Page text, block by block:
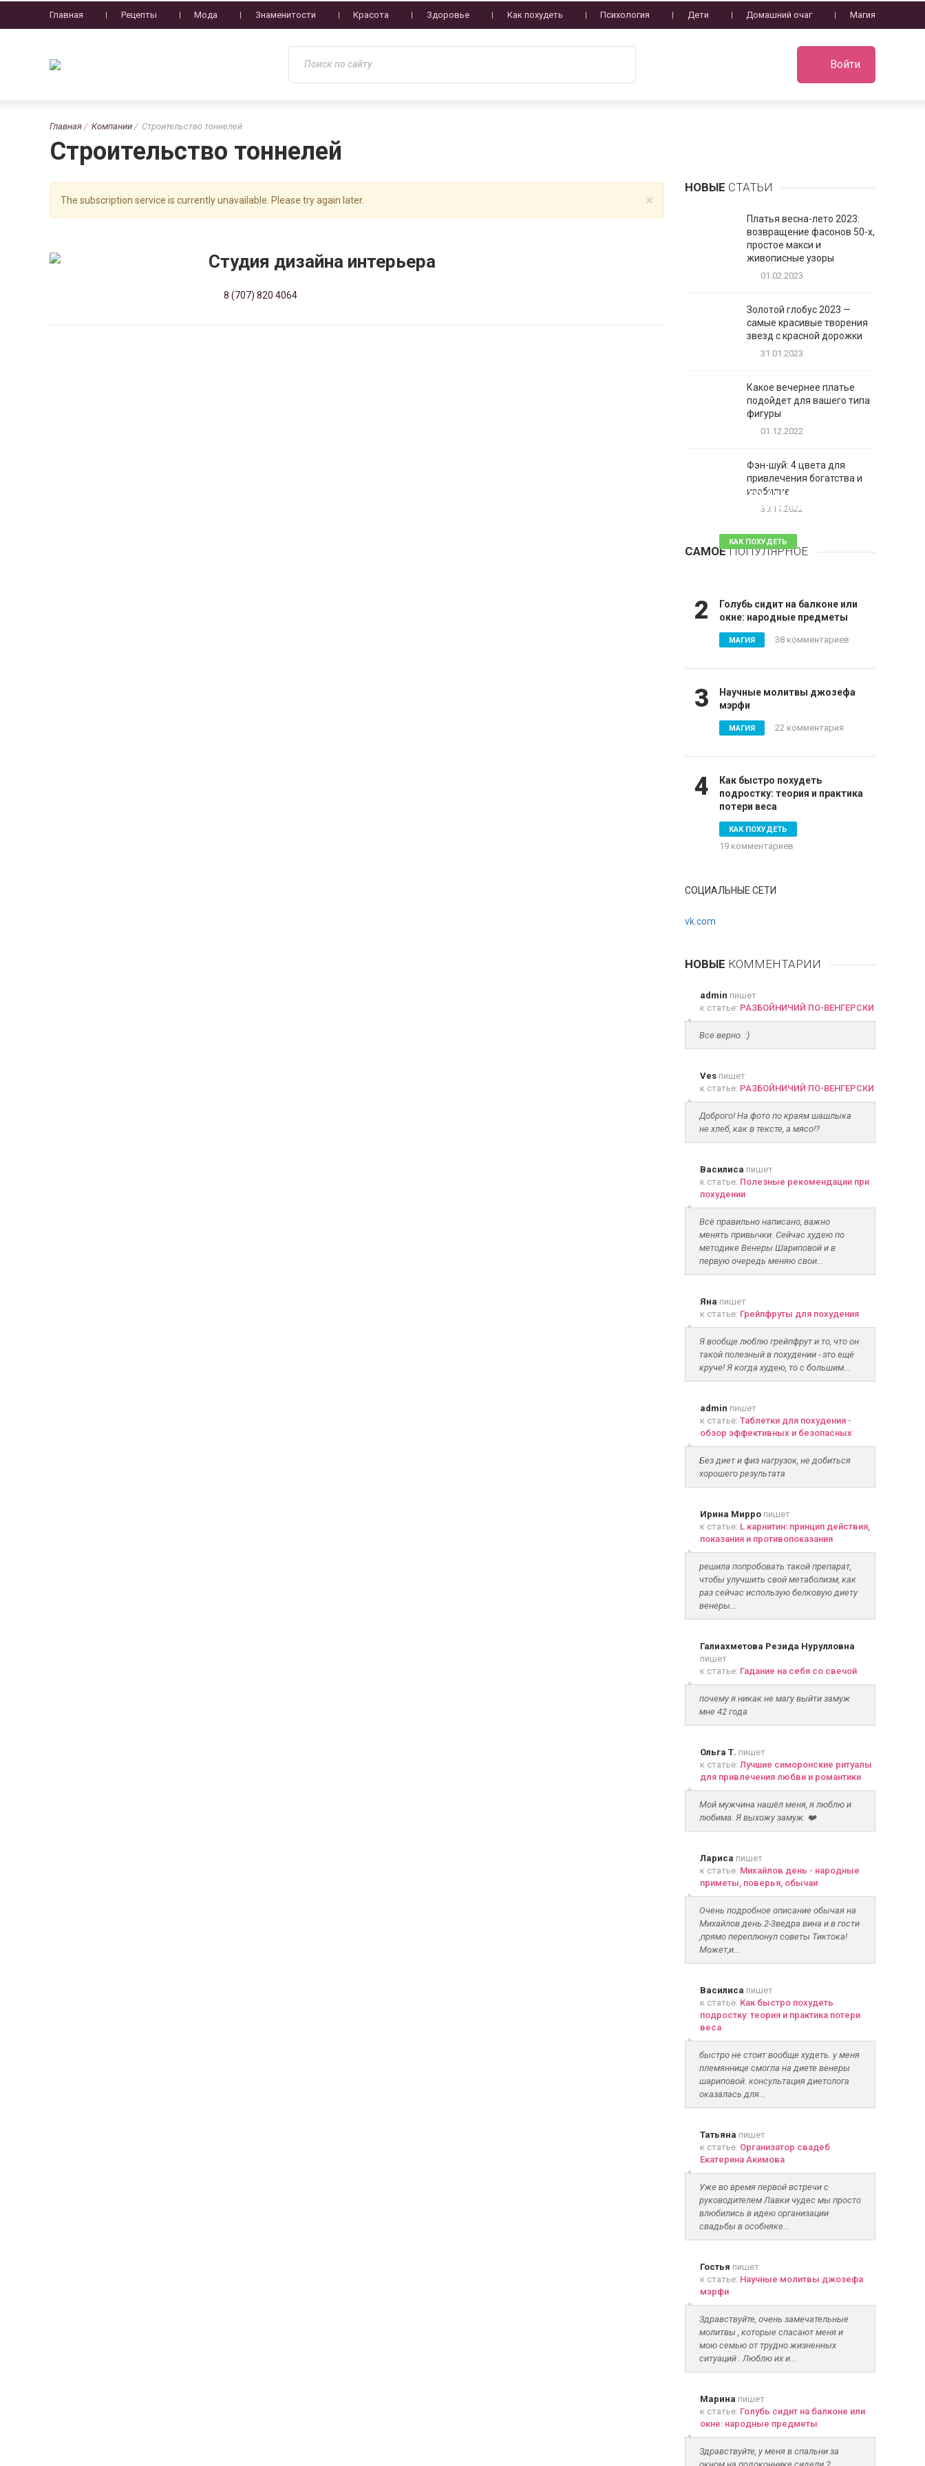
Главная Рецепты Мода Знаменитости Красота Здоровье Как похудеть Психология Дети Домашний очаг Магия
Войти
Главная Компании Строительство тоннелей
Строительство тоннелей
×
The subscription service is currently unavailable. Please try again later.
Студия дизайна интерьера
8 (707) 820 4064
НОВЫЕ СТАТЬИ
Платья весна-лето 2023:
возвращение фасонов 50-х,
простое макси и
живописные узоры
01.02.2023
Золотой глобус 2023 —
самые красивые творения
звезд с красной дорожки
31.01.2023
Какое вечернее платье
подойдет для вашего типа
фигуры
01.12.2022
Фэн-шуй: 4 цвета для
привлечения богатства и
изобилие
30.11.2022
САМОЕПОПУЛЯРНОЕ
Таблетки для похудения -
обзор эффективных и
КАК ПОХУДЕТЬ
81 комментарий
2
Голубь сидит на балконе или
окне: народные предметы
МАГИЯ 38 комментариев
3
Научные молитвы джозефа
мэрфи
МАГИЯ 22 комментария
4
Как быстро похудеть
подростку: теория и практика
потери веса
КАК ПОХУДЕТЬ
19 комментариев
СОЦИАЛЬНЫЕ СЕТИ
vk.com
НОВЫЕ КОММЕНТАРИИ
admin пишет
к статье: РАЗБОЙНИЧИЙ ПО-ВЕНГЕРСКИ
Все верно. :)
Vesпишет
к статье: РАЗБОЙНИЧИЙ ПО-ВЕНГЕРСКИ
Доброго! На фото по краям шашлыка
не хлеб, как в тексте, а мясо!?
Василиса пишет
к статье: Полезные рекомендации при
похудении
Всё правильно написано, важно
менять привычки. Сейчас худею по
методике Венеры Шариповой и в
первую очередь меняю свои...
Яна пишет
к статье: Грейпфруты для похудения
Я вообще люблю грейпфрут и то, что он
такой полезный в похудении - это ещё
круче! Я когда худею, то с большим...
admin пишет
к статье: Таблетки для похудения -
обзор эффективных и безопасных
Без диет и физ нагрузок, не добиться
хорошего результата
Ирина Мирропишет
к статье: L карнитин: принцип действия,
показания и противопоказания
решила попробовать такой препарат,
чтобы улучшить свой метаболизм, как
раз сейчас использую белковую диету
венеры...
Галиахметова Резида Нурулловна
пишет
к статье: Гадание на себя со свечой
почему я никак не магу выйти замуж
мне 42 года
Ольга Т. пишет
к статье: Лучшие симоронские ритуалы
для привлечения любви и романтики
Мой мужчина нашёл меня, я люблю и
любима. Я выхожу замуж. ❤️
Лариса пишет
к статье: Михайлов день - народные
приметы, поверья, обычаи
Очень подробное описание обычая на
Михайлов день.2-3ведра вина и в гости
,прямо переплюнул советы Тиктока!
Может,и...
Василиса пишет
к статье: Как быстро похудеть
подростку: теория и практика потери
веса
быстро не стоит вообще худеть. у меня
племяннице смогла на диете венеры
шариповой. консультация диетолога
оказалась для...
Татьяна пишет
к статье: Организатор свадеб
Екатерина Акимова
Уже во время первой встречи с
руководителем Лавки чудес мы просто
влюбились в идею организации
свадьбы в особняке...
Гостья пишет
к статье: Научные молитвы джозефа
мэрфи
Здравствуйте, очень замечательные
молитвы , которые спасают меня и
мою семью от трудно жизненных
ситуаций . Люблю их и...
Марина пишет
к статье: Голубь сидит на балконе или
окне: народные предметы
Здравствуйте, у меня в спальни за